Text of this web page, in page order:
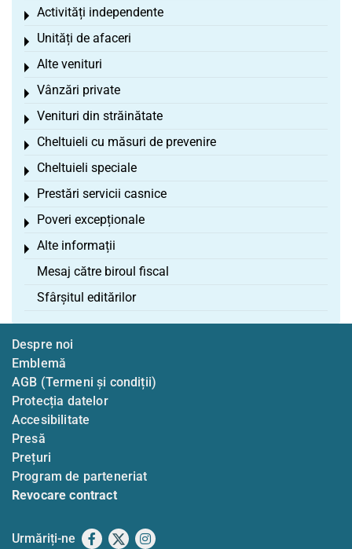
Activități independente
Toggle menu
Unități de afaceri
Toggle menu
Alte venituri
Toggle menu
Vânzări private
Toggle menu
Venituri din străinătate
Toggle menu
Cheltuieli cu măsuri de prevenire
Toggle menu
Cheltuieli speciale
Toggle menu
Prestări servicii casnice
Toggle menu
Poveri excepționale
Toggle menu
Alte informații
Toggle menu
Mesaj către biroul fiscal
Sfârșitul editărilor
Despre noi
Emblemă
AGB (Termeni și condiții)
Protecția datelor
Accesibilitate
Presă
Prețuri
Program de parteneriat
Revocare contract
Urmăriți-ne Facebook
X Instagram